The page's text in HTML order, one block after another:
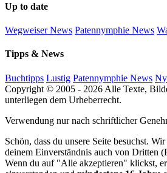
Up to date
Wegweiser News Patennymphie News
Tipps & News
Buchtipps Lustig Patennymphie News
Copyright © 2005 - 2026 Alle Texte,
unterliegen dem Urheberrecht.
Verwendung nur nach schriftlicher
Schön, dass du unsere Seite besuchst.
deinem Einverständnis auch von Dritten
Wenn du auf "Alle akzeptieren" klickst,